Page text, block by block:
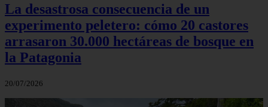
La desastrosa consecuencia de un
experimento peletero: cómo 20 castores
arrasaron 30.000 hectáreas de bosque en
la Patagonia
20/07/2026